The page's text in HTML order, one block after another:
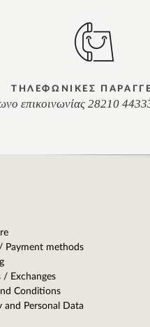
ΤΗΛΕΦΩΝΙΚΕΣ
επικοινωνίας 28210
Payment methods
/ Exchanges
Conditions
and Personal Data